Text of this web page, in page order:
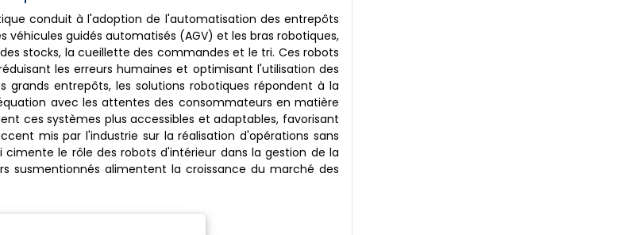
conduit à l'adoption de l'automatisation des entrepôts
guidés automatisés (AGV) et les bras robotiques,
stocks, la cueillette des commandes et le tri. Ces robots
les erreurs humaines et optimisant l'utilisation des
entrepôts, les solutions robotiques répondent à la
avec les attentes des consommateurs en matière
ces systèmes plus accessibles et adaptables, favorisant
mis par l'industrie sur la réalisation d'opérations sans
le rôle des robots d'intérieur dans la gestion de la
susmentionnés alimentent la croissance du marché des